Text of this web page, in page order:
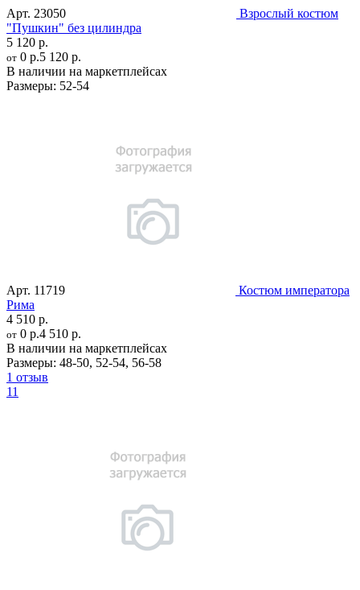
Арт. 23050
Взрослый костюм
"Пушкин" без цилиндра
5 120 р.
от 0 р.5 120 р.
В наличии на маркетплейсах
Размеры: 52-54
Арт. 11719
Костюм императора
Рима
4 510 р.
от 0 р.4 510 р.
В наличии на маркетплейсах
Размеры: 48-50, 52-54, 56-58
1 отзыв
11